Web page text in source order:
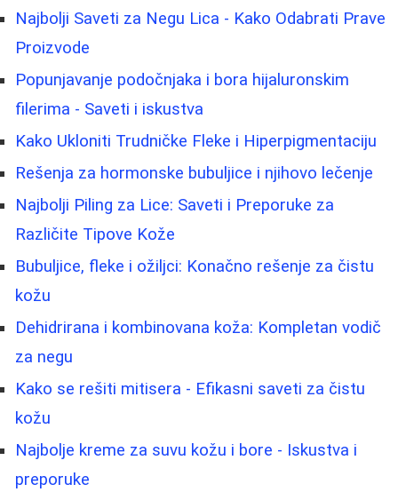
Najbolji Saveti za Negu Lica - Kako Odabrati Prave
Proizvode
Popunjavanje podočnjaka i bora hijaluronskim
filerima - Saveti i iskustva
Kako Ukloniti Trudničke Fleke i Hiperpigmentaciju
Rešenja za hormonske bubuljice i njihovo lečenje
Najbolji Piling za Lice: Saveti i Preporuke za
Različite Tipove Kože
Bubuljice, fleke i ožiljci: Konačno rešenje za čistu
kožu
Dehidrirana i kombinovana koža: Kompletan vodič
za negu
Kako se rešiti mitisera - Efikasni saveti za čistu
kožu
Najbolje kreme za suvu kožu i bore - Iskustva i
preporuke